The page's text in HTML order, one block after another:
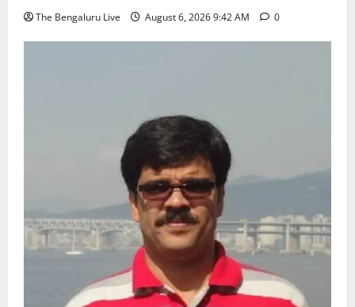
The Bengaluru Live August 6, 2026 9:42 AM 0